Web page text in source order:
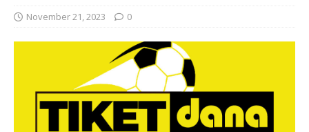
November 21, 2023 0